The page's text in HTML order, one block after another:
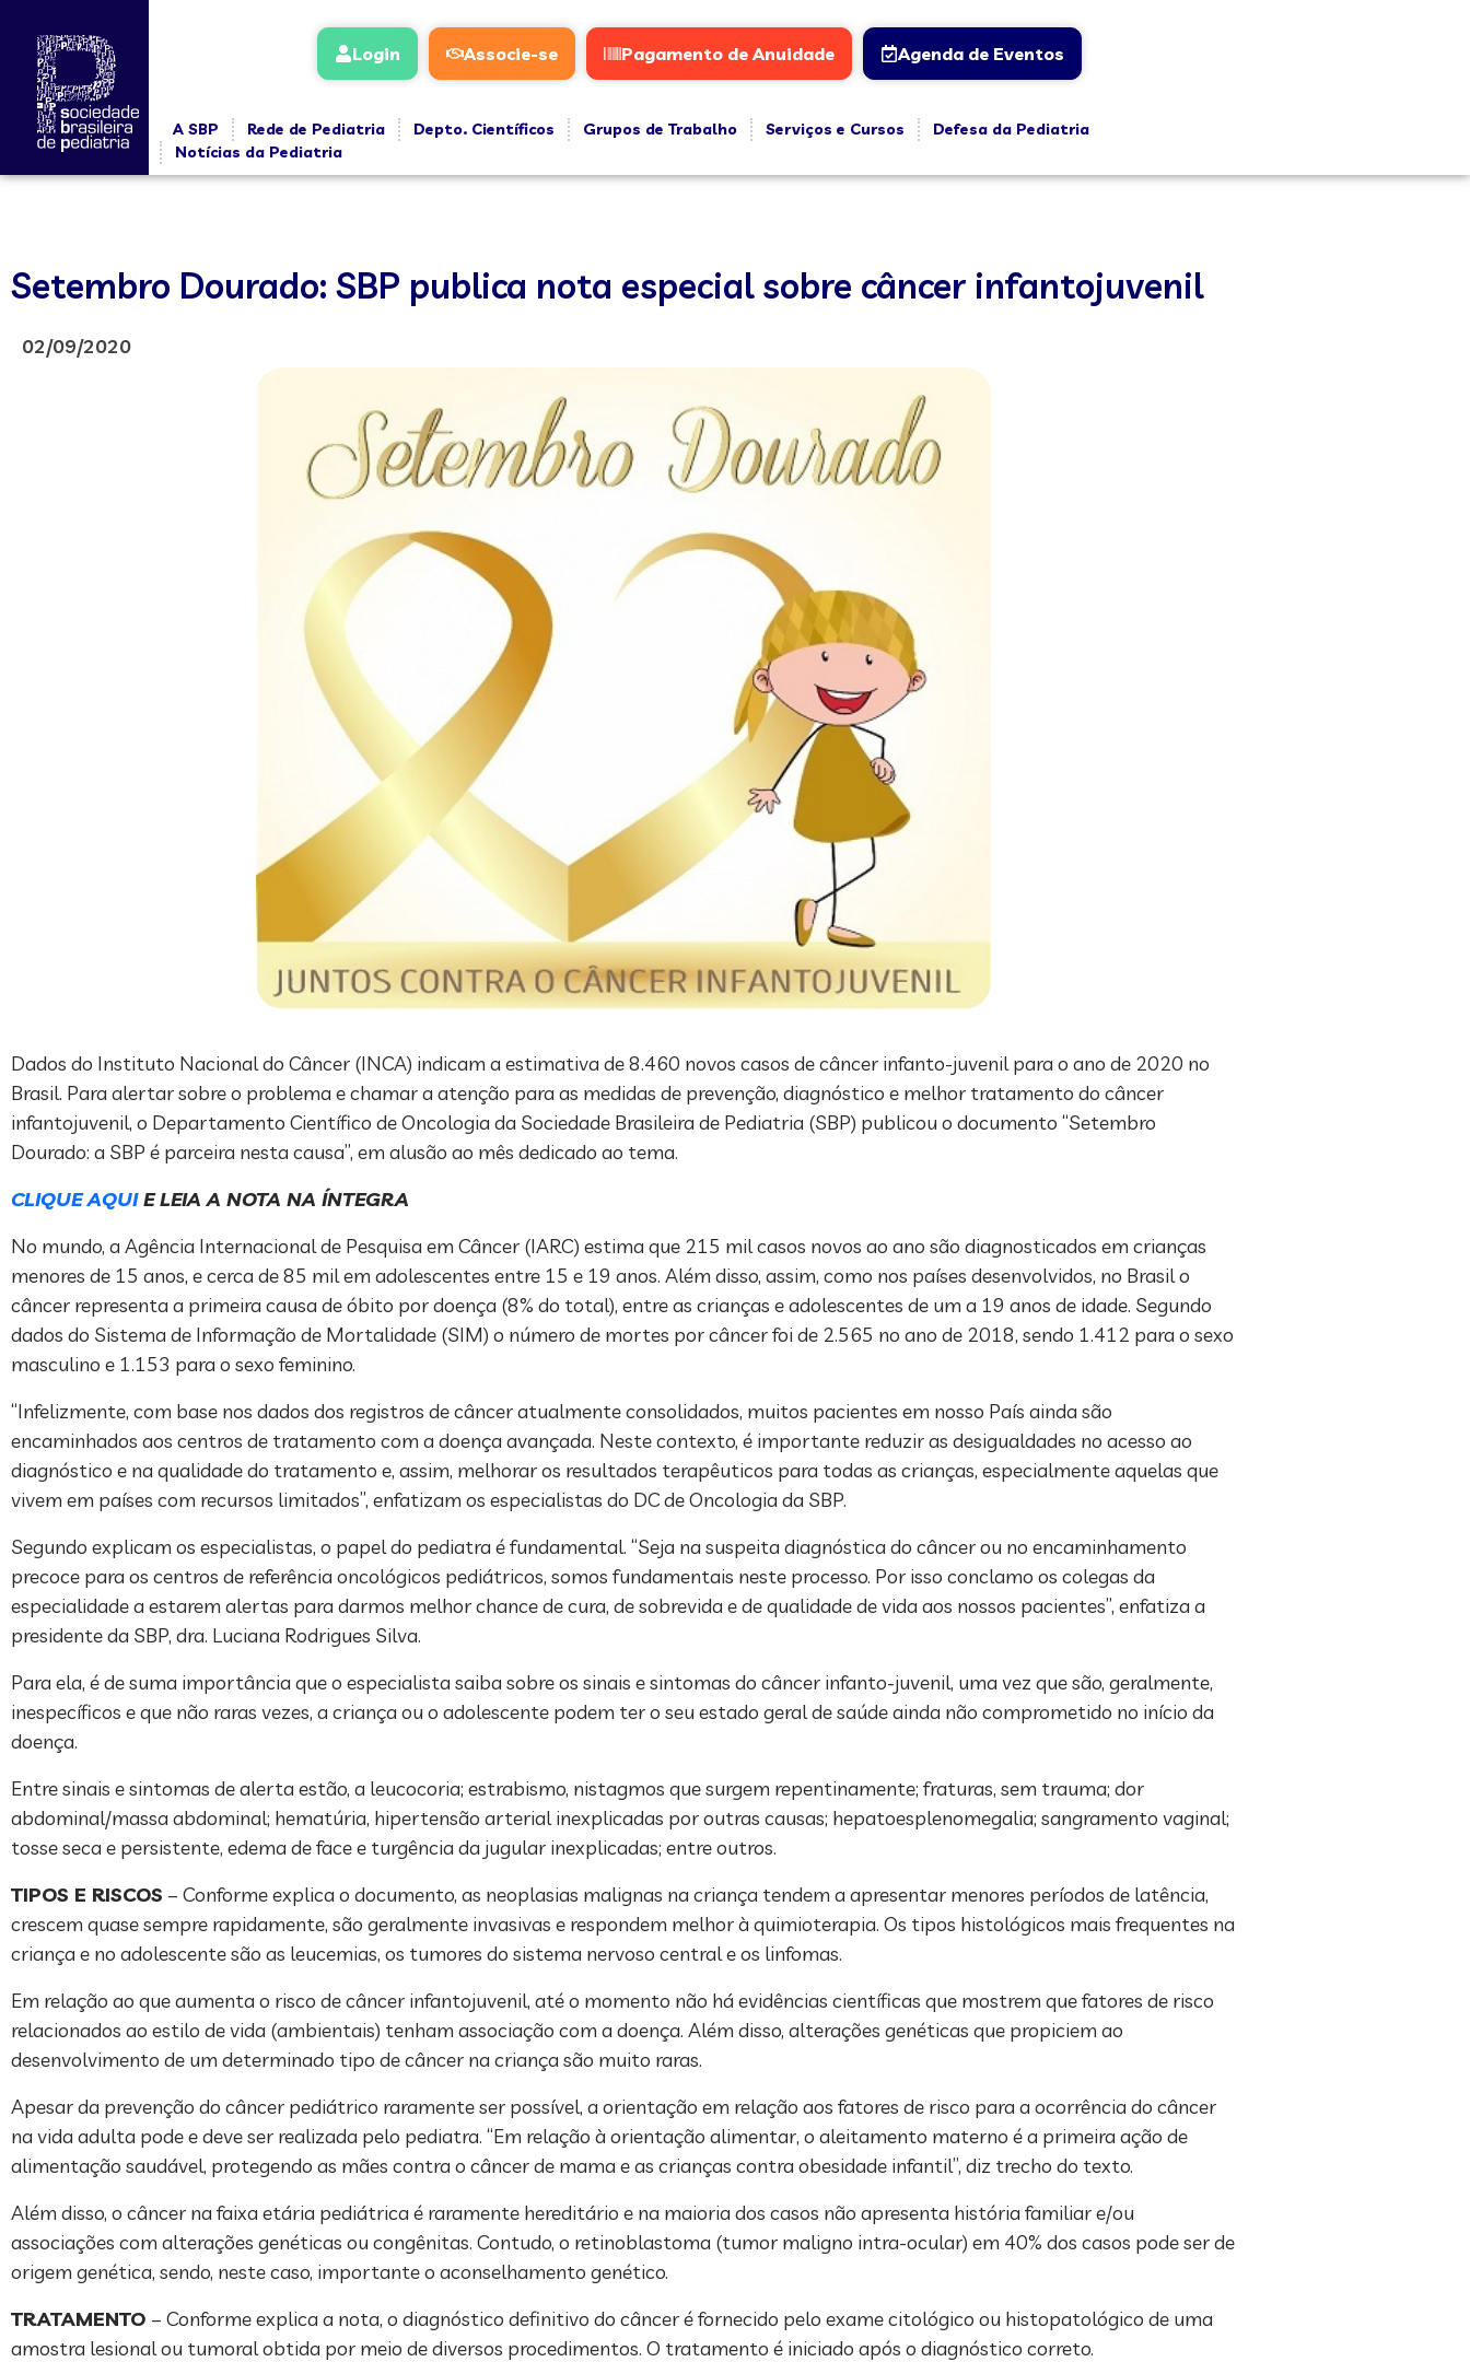
Login Associe-se Pagamento de Anuidade Agenda de Eventos
A SBP Rede de Pediatria Depto. Científicos Grupos de Trabalho Serviços e Cursos
Defesa da Pediatria
Notícias da Pediatria
Setembro Dourado: SBP publica nota especial sobre câncer infantojuvenil
02/09/2020
Dados do Instituto Nacional do Câncer (INCA) indicam a estimativa de 8.460 novos casos de câncer infanto-juvenil para o ano de 2020 no
Brasil. Para alertar sobre o problema e chamar a atenção para as medidas de prevenção, diagnóstico e melhor tratamento do câncer
infantojuvenil, o Departamento Científico de Oncologia da Sociedade Brasileira de Pediatria (SBP) publicou o documento “Setembro
Dourado: a SBP é parceira nesta causa”, em alusão ao mês dedicado ao tema.
CLIQUE AQUIE LEIA A NOTA NA ÍNTEGRA
No mundo, a Agência Internacional de Pesquisa em Câncer (IARC) estima que 215 mil casos novos ao ano são diagnosticados em crianças
menores de 15 anos, e cerca de 85 mil em adolescentes entre 15 e 19 anos. Além disso, assim, como nos países desenvolvidos, no Brasil o
câncer representa a primeira causa de óbito por doença (8% do total), entre as crianças e adolescentes de um a 19 anos de idade. Segundo
dados do Sistema de Informação de Mortalidade (SIM) o número de mortes por câncer foi de 2.565 no ano de 2018, sendo 1.412 para o sexo
masculino e 1.153 para o sexo feminino.
“Infelizmente, com base nos dados dos registros de câncer atualmente consolidados, muitos pacientes em nosso País ainda são
encaminhados aos centros de tratamento com a doença avançada. Neste contexto, é importante reduzir as desigualdades no acesso ao
diagnóstico e na qualidade do tratamento e, assim, melhorar os resultados terapêuticos para todas as crianças, especialmente aquelas que
vivem em países com recursos limitados”, enfatizam os especialistas do DC de Oncologia da SBP.
Segundo explicam os especialistas, o papel do pediatra é fundamental. “Seja na suspeita diagnóstica do câncer ou no encaminhamento
precoce para os centros de referência oncológicos pediátricos, somos fundamentais neste processo. Por isso conclamo os colegas da
especialidade a estarem alertas para darmos melhor chance de cura, de sobrevida e de qualidade de vida aos nossos pacientes”, enfatiza a
presidente da SBP, dra. Luciana Rodrigues Silva.
Para ela, é de suma importância que o especialista saiba sobre os sinais e sintomas do câncer infanto-juvenil, uma vez que são, geralmente,
inespecíficos e que não raras vezes, a criança ou o adolescente podem ter o seu estado geral de saúde ainda não comprometido no início da
doença.
Entre sinais e sintomas de alerta estão, a leucocoria; estrabismo, nistagmos que surgem repentinamente; fraturas, sem trauma; dor
abdominal/massa abdominal; hematúria, hipertensão arterial inexplicadas por outras causas; hepatoesplenomegalia; sangramento vaginal;
tosse seca e persistente, edema de face e turgência da jugular inexplicadas; entre outros.
TIPOS E RISCOS – Conforme explica o documento, as neoplasias malignas na criança tendem a apresentar menores períodos de latência,
crescem quase sempre rapidamente, são geralmente invasivas e respondem melhor à quimioterapia. Os tipos histológicos mais frequentes na
criança e no adolescente são as leucemias, os tumores do sistema nervoso central e os linfomas.
Em relação ao que aumenta o risco de câncer infantojuvenil, até o momento não há evidências científicas que mostrem que fatores de risco
relacionados ao estilo de vida (ambientais) tenham associação com a doença. Além disso, alterações genéticas que propiciem ao
desenvolvimento de um determinado tipo de câncer na criança são muito raras.
Apesar da prevenção do câncer pediátrico raramente ser possível, a orientação em relação aos fatores de risco para a ocorrência do câncer
na vida adulta pode e deve ser realizada pelo pediatra. “Em relação à orientação alimentar, o aleitamento materno é a primeira ação de
alimentação saudável, protegendo as mães contra o câncer de mama e as crianças contra obesidade infantil”, diz trecho do texto.
Além disso, o câncer na faixa etária pediátrica é raramente hereditário e na maioria dos casos não apresenta história familiar e/ou
associações com alterações genéticas ou congênitas. Contudo, o retinoblastoma (tumor maligno intra-ocular) em 40% dos casos pode ser de
origem genética, sendo, neste caso, importante o aconselhamento genético.
TRATAMENTO – Conforme explica a nota, o diagnóstico definitivo do câncer é fornecido pelo exame citológico ou histopatológico de uma
amostra lesional ou tumoral obtida por meio de diversos procedimentos. O tratamento é iniciado após o diagnóstico correto.